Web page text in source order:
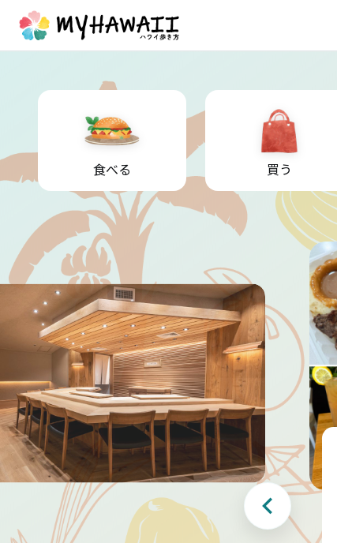
食べる 買う